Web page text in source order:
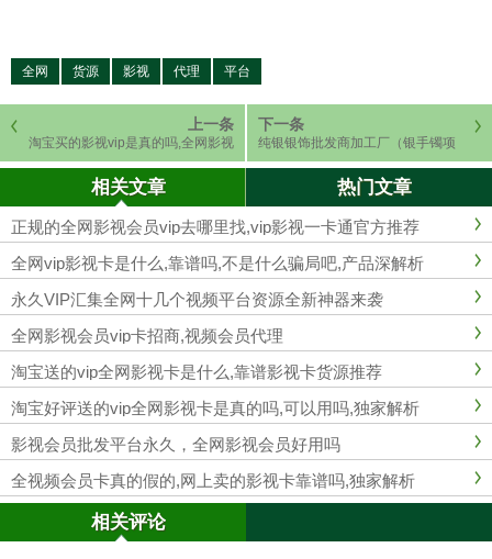
全网 货源 影视 代理 平台
上一条
淘宝买的影视vip是真的吗,全网影视
会员年卡骗局
下一条
纯银银饰批发商加工厂（银手镯项
链戒指耳钉耳环批发商）
相关文章 热门文章
正规的全网影视会员vip去哪里找,vip影视一卡通官方推荐
全网vip影视卡是什么,靠谱吗,不是什么骗局吧,产品深解析
永久VIP汇集全网十几个视频平台资源全新神器来袭
全网影视会员vip卡招商,视频会员代理
淘宝送的vip全网影视卡是什么,靠谱影视卡货源推荐
淘宝好评送的vip全网影视卡是真的吗,可以用吗,独家解析
影视会员批发平台永久，全网影视会员好用吗
全视频会员卡真的假的,网上卖的影视卡靠谱吗,独家解析
相关评论